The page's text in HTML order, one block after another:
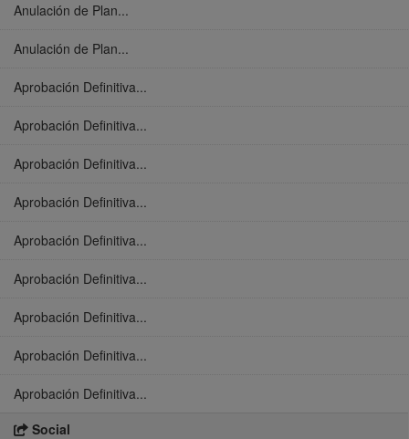
Anulación de Plan...
Anulación de Plan...
Aprobación Definitiva...
Aprobación Definitiva...
Aprobación Definitiva...
Aprobación Definitiva...
Aprobación Definitiva...
Aprobación Definitiva...
Aprobación Definitiva...
Aprobación Definitiva...
Aprobación Definitiva...
Social